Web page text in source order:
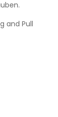
and Pull